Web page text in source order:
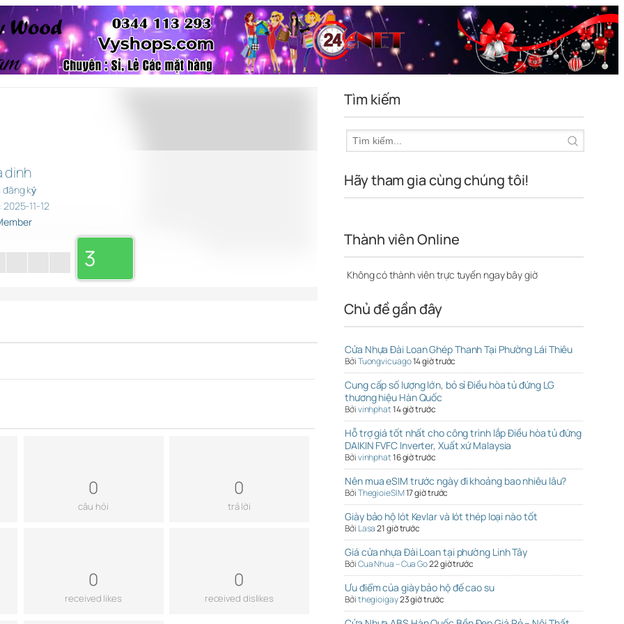
dinh
đăng ký
11-12
3
0
câu hỏi
0
trả lời
0
received likes
0
received dislikes
Tìm kiếm
Hãy tham gia cùng chúng tôi!
Thành viên Online
Không có thành viên trực tuyến ngay bây giờ
Chủ đề gần đây
Cửa Nhựa Đài Loan Ghép Thanh Tại Phường Lái Thiêu
BởiTuongvicuago14 giờ trước
Cung cấp số lượng lớn, bỏ sỉ Điều hòa tủ đứng LG
thương hiệu Hàn Quốc
Bởivinhphat14 giờ trước
Hỗ trợ giá tốt nhất cho công trình lắp Điều hòa tủ đứng
DAIKIN FVFC Inverter, Xuất xứ Malaysia
Bởivinhphat16 giờ trước
Nên mua eSIM trước ngày đi khoảng bao nhiêu lâu?
BởiThegioieSIM17 giờ trước
Giày bảo hộ lót Kevlar và lót thép loại nào tốt
Bởi Lasa21 giờ trước
Giá cửa nhựa Đài Loan tại phường Linh Tây
BởiCua Nhua – Cua Go22 giờ trước
Ưu điểm của giày bảo hộ đế cao su
Bởithegioigay23 giờ trước